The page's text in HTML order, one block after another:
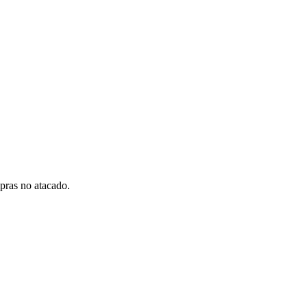
no atacado.